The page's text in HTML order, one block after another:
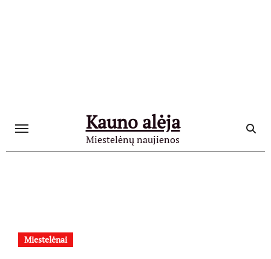
Kauno alėja
Miestelėnų naujienos
Miestelėnai